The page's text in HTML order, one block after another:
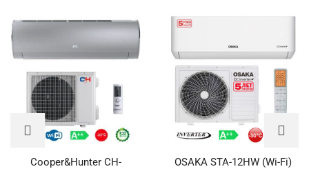
Cooper&Hunter CH-
OSAKA STA-12HW (Wi-Fi)